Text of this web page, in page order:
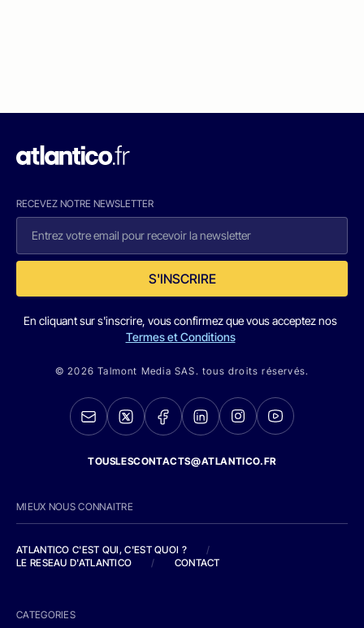
RECEVEZ NOTRE NEWSLETTER
S'INSCRIRE
En cliquant sur s'inscrire, vous confirmez que vous acceptez nos
Termes et Conditions
© 2026 Talmont Media SAS. tous droits réservés.
TOUSLESCONTACTS@ATLANTICO.FR
MIEUX NOUS CONNAITRE
ATLANTICO C'EST QUI, C'EST QUOI ?
/
LE RESEAU D'ATLANTICO
/ CONTACT
CATEGORIES